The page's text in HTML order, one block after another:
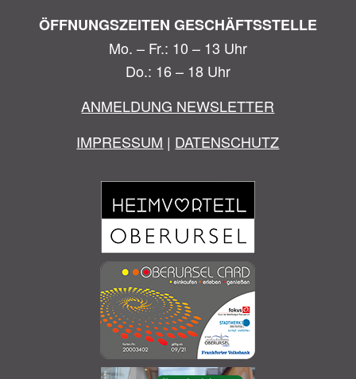
ÖFFNUNGSZEITEN GESCHÄFTSSTELLE
Mo. – Fr.: 10 – 13 Uhr
Do.: 16 – 18 Uhr
ANMELDUNG NEWSLETTER
IMPRESSUM | DATENSCHUTZ